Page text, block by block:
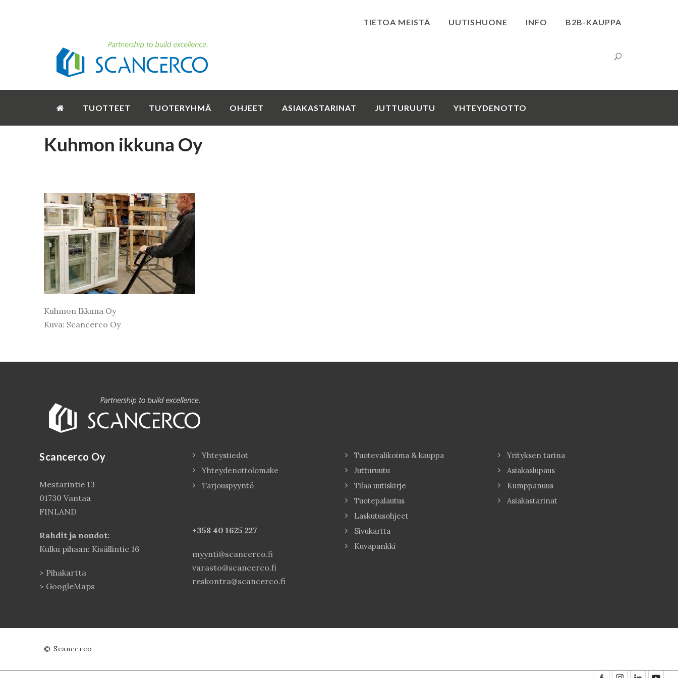
TIETOA MEISTÄ UUTISHUONE INFO B2B-KAUPPA
TUOTTEET TUOTERYHMÄ OHJEET ASIAKASTARINAT JUTTURUUTU YHTEYDENOTTO
Kuhmon ikkuna Oy
Kuhmon Ikkuna Oy
Kuva: Scancerco Oy
Scancerco Oy
Mestarintie 13
01730 Vantaa
FINLAND
Rahdit ja noudot:
Kulku pihaan: Kisällintie 16
> Pihakartta
> GoogleMaps
Yhteystiedot
Yhteydenottolomake
Tarjouspyyntö
+358 40 1625 227
myynti@scancerco.fi
varasto@scancerco.fi
reskontra@scancerco.fi
Tuotevalikoima & kauppa
Jutturuutu
Tilaa uutiskirje
Tuotepalautus
Laskutusohjeet
Sivukartta
Kuvapankki
Yrityksen tarina
Asiakaslupaus
Kumppanuus
Asiakastarinat
© Scancerco